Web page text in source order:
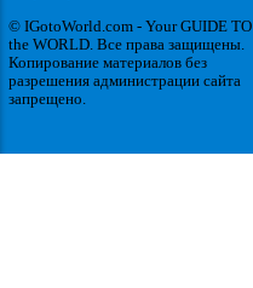
© IGotoWorld.com - Your GUIDE TO
the WORLD. Все права защищены.
Копирование материалов без
разрешения администрации сайта
запрещено.